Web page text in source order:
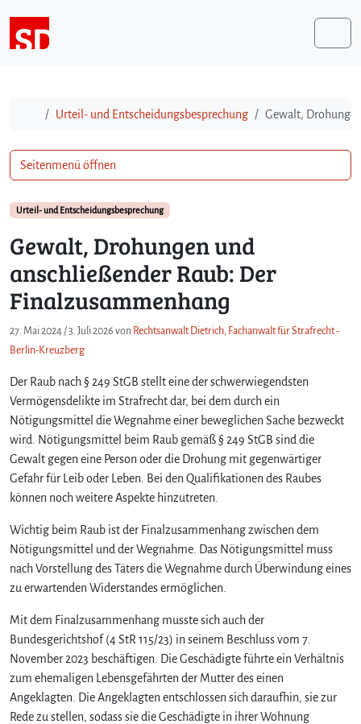
StartUrteil- und Entscheidungsbesprechung Gewalt,
Urteil- und Entscheidungsbesprechung
Gewalt, Drohungen und
anschließender Raub: Der
Finalzusammenhang
27. Mai 2024 /3. Juli 2026 von Rechtsanwalt Dietrich, Fachanwalt für Strafrecht -
Berlin-Kreuzberg
Der Raub nach § 249 StGB stellt eine der schwerwiegendsten
Vermögensdelikte im Strafrecht dar, bei dem durch ein
Nötigungsmittel die Wegnahme einer beweglichen Sache bezweckt
wird. Nötigungsmittel beim Raub gemäß § 249 StGB sind die
Gewalt gegen eine Person oder die Drohung mit gegenwärtiger
Gefahr für Leib oder Leben. Bei den Qualifikationen des Raubes
können noch weitere Aspekte hinzutreten.
Wichtig beim Raub ist der Finalzusammenhang zwischen dem
Nötigungsmittel und der Wegnahme. Das Nötigungsmittel muss
nach Vorstellung des Täters die Wegnahme durch Überwindung eines
zu erwartenden Widerstandes ermöglichen.
Mit dem Finalzusammenhang musste sich auch der
Bundesgerichtshof (4 StR 115/23) in seinem Beschluss vom 7.
November 2023 beschäftigen. Die Geschädigte führte ein Verhältnis
zum ehemaligen Lebensgefährten der Mutter des einen
Angeklagten. Die Angeklagten entschlossen sich daraufhin, sie zur
Rede zu stellen, sodass sie die Geschädigte in ihrer Wohnung
Seitenmenü öffnen